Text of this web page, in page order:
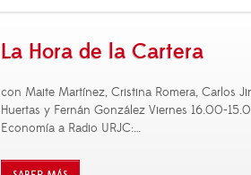
La Hora de la Cartera
con Maite Martínez, Cristina Romera, Carlos
Huertas y Fernán González Viernes 16.00-
Economía a Radio URJC:…